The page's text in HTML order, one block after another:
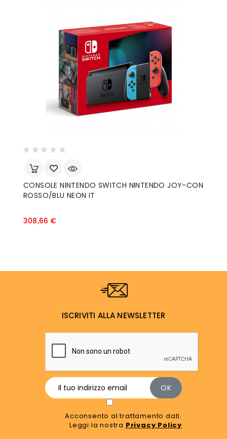
CONSOLE NINTENDO SWITCH NINTENDO JOY-CON
ROSSO/BLU NEON IT
308,66 €Prezzo
ISCRIVITI ALLA NEWSLETTER
Acconsento al trattamento dati.
Leggi la nostra Privacy Policy